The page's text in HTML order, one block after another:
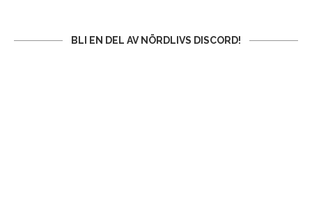
BLI EN DEL AV NÖRDLIVS DISCORD!